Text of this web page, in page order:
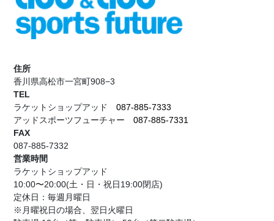
住所
香川県高松市一宮町908−3
TEL
ラケットショップアッド087-885-7333
アッドスポーツフューチャー087-885-7331
FAX
087-885-7332
営業時間
ラケットショップアッド
10:00〜20:00(土・日・祝日19:00閉店)
定休日：毎週月曜日
※月曜祝日の場合、翌日火曜日